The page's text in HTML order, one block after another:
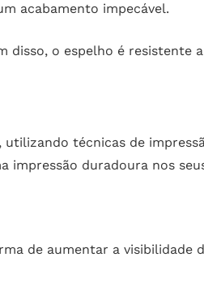
acabamento impecável.
o espelho é resistente
técnicas de
duradoura nos
de aumentar a visibilidade